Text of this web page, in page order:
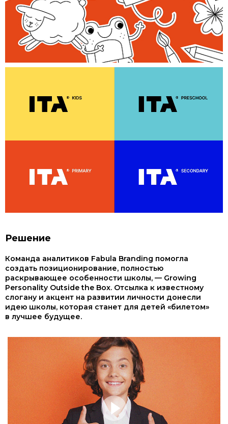
Решение
Команда аналитиков Fabula Branding помогла
создать позиционирование, полностью
раскрывающее особенности школы, — Growing
Personality Outside the Box. Отсылка к известному
слогану и акцент на развитии личности донесли
идею школы, которая станет для детей «билетом»
в лучшее будущее.